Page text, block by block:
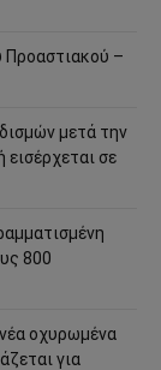
Προαστιακού –
μετά την
σε
800
οχυρωμένα
για